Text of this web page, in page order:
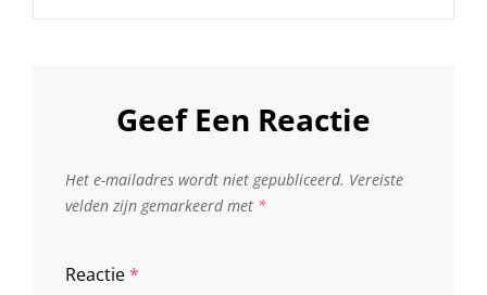
Geef Een Reactie
Het e-mailadres wordt niet gepubliceerd. Vereiste
velden zijn gemarkeerd met *
Reactie*